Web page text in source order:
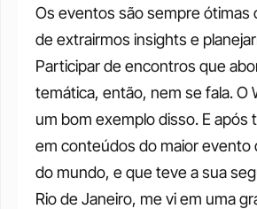
Os eventos são sempre ótimas
de extrairmos insights e
Participar de encontros que
temática, então, nem se fala. O
um bom exemplo disso. E após
em conteúdos do maior evento
do mundo, e que teve a sua
Rio de Janeiro, me vi em uma